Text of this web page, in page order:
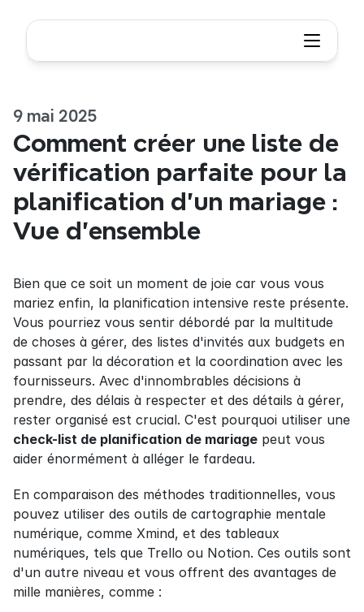
9 mai 2025
Comment créer une liste de
vérification parfaite pour la
planification d'un mariage :
Vue d'ensemble
Bien que ce soit un moment de joie car vous vous
mariez enfin, la planification intensive reste présente.
Vous pourriez vous sentir débordé par la multitude
de choses à gérer, des listes d'invités aux budgets en
passant par la décoration et la coordination avec les
fournisseurs. Avec d'innombrables décisions à
prendre, des délais à respecter et des détails à gérer,
check-list de planification de mariage peut vous
aider énormément à alléger le fardeau.
En comparaison des méthodes traditionnelles, vous
pouvez utiliser des outils de cartographie mentale
numérique, comme Xmind, et des tableaux
numériques, tels que Trello ou Notion. Ces outils sont
d'un autre niveau et vous offrent des avantages de
mille manières, comme :